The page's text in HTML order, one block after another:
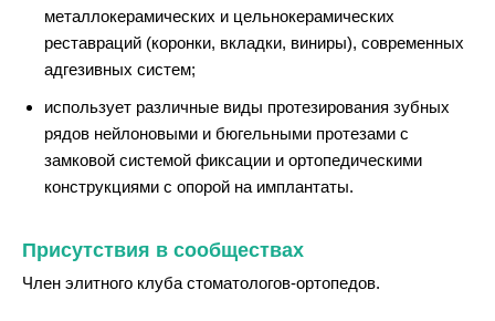
металлокерамических и цельнокерамических
реставраций (коронки, вкладки, виниры), современных
адгезивных систем;
использует различные виды протезирования зубных
рядов нейлоновыми и бюгельными протезами с
замковой системой фиксации и ортопедическими
конструкциями с опорой на имплантаты.
Присутствия в сообществах
Член элитного клуба стоматологов-ортопедов.